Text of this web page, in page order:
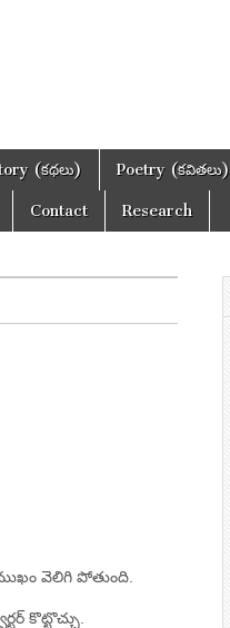
(కథలు) Poetry (కవితలు)
Contact Research
వెలిగి పోతుంది.
కొట్టొచ్చు.